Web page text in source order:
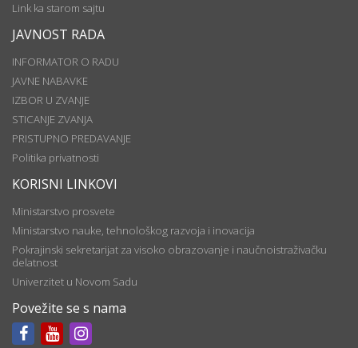
Link ka starom sajtu
JAVNOST RADA
INFORMATOR O RADU
JAVNE NABAVKE
IZBOR U ZVANJE
STICANJE ZVANJA
PRISTUPNO PREDAVANJE
Politika privatnosti
KORISNI LINKOVI
Ministarstvo prosvete
Ministarstvo nauke, tehnološkog razvoja i inovacija
Pokrajinski sekretarijat za visoko obrazovanje i naučnoistraživačku
delatnost
Univerzitet u Novom Sadu
Povežite se s nama